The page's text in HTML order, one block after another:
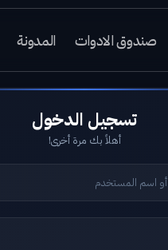
صندوق الادوات المدونة
أهلاً بك مرة أخرى!